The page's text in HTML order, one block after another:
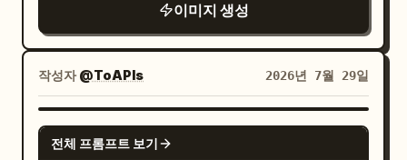
요. 두개골 구조, 이목구비 위치, 머리숱, 신체
비율을 일관되게 유지하세요. 옆모습은 정면의
구조를 정확하게 연장해야 합니다. 오른쪽에는
작은 표정 매트릭스를 구성하세요: 보통, 미소,
진지함, 놀람, 수줍음, 생각, 고민, 약간 슬픔,
차분함. 동공과 눈의 기본 크기를 동일하게 유
시됩니다. 그리드 레이아웃 및 조명 설정은 다
음과 같습니다: - 상단 행, 왼쪽에서 오른쪽으
로: 루프 조명 (코에서 뺨으로 이어지는 작은 그
림자가 있는 매력적인 3/4 조명) 하드라이트 정
면 플래시 (정면을 향한 직접적이고 강렬한 플
래시 조명, 깊은 정면 그림자) 스플릿 조명 (얼
이미지 생성
작성자@ToAPIs 2026년 7월 29일
GPT IMAGE 2
전체 프롬프트 보기